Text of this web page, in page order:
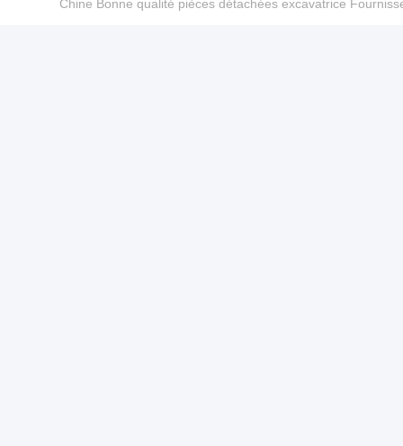
Chine Bonne qualité pièces détachées excavatrice